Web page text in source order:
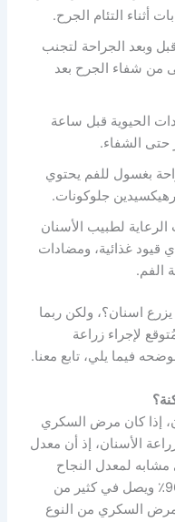
أثناء التئام الجرح.
قبل وبعد الجراحة لتجنب
من شفاء الجرح بعد
الحيوية قبل ساعة
حتى الشفاء.
بغسول للفم يحتوي
لطبيب الأسنان
قيود غذائية، ومضادات
الفم.
اسنان؟، ولكن ربما
لإجراء زراعة
فيما يلي، تابع معنا.
إذا كان مرض السكري
الأسنان، إذ أن معدل
لمعدل النجاح
للأشخاص الطبيعيين ويبلغ حوالي 96.4٪ ويصل في كثير من
على مرض السكري من النوع